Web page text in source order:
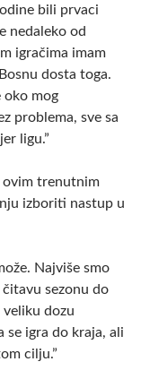
bili prvaci
nedaleko od
igračima imam
dosta toga.
oko mog
problema, sve sa
ligu.”
ovim trenutnim
izboriti nastup u
Najviše smo
sezonu do
veliku dozu
se igra do kraja, ali
cilju.”